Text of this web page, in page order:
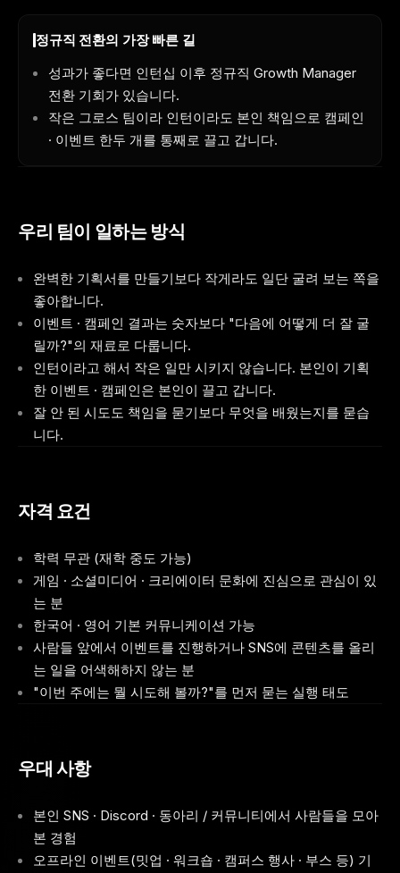
정규직 전환의 가장 빠른 길
성과가 좋다면 인턴십 이후 정규직 Growth Manager
전환 기회가 있습니다.
작은 그로스 팀이라 인턴이라도 본인 책임으로 캠페인
· 이벤트 한두 개를 통째로 끌고 갑니다.
우리 팀이 일하는 방식
완벽한 기획서를 만들기보다 작게라도 일단 굴려 보는 쪽을
좋아합니다.
이벤트 · 캠페인 결과는 숫자보다 "다음에 어떻게 더 잘 굴
릴까?"의 재료로 다룹니다.
인턴이라고 해서 작은 일만 시키지 않습니다. 본인이 기획
한 이벤트 · 캠페인은 본인이 끌고 갑니다.
잘 안 된 시도도 책임을 묻기보다 무엇을 배웠는지를 묻습
니다.
자격 요건
학력 무관 (재학 중도 가능)
게임 · 소셜미디어 · 크리에이터 문화에 진심으로 관심이 있
는 분
한국어 · 영어 기본 커뮤니케이션 가능
사람들 앞에서 이벤트를 진행하거나 SNS에 콘텐츠를 올리
는 일을 어색해하지 않는 분
"이번 주에는 뭘 시도해 볼까?"를 먼저 묻는 실행 태도
우대 사항
본인 SNS · Discord · 동아리 / 커뮤니티에서 사람들을 모아
본 경험
오프라인 이벤트(밋업 · 워크숍 · 캠퍼스 행사 · 부스 등) 기